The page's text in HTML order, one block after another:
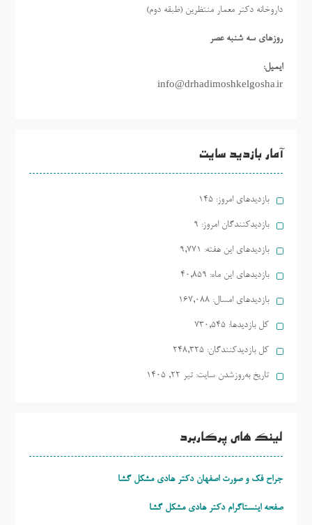
داروخانه دکتر معمار منتظرین (طبقه دوم)
روزهاي سه شنبه عصر
ایمیل:
info@drhadimoshkelgosha.ir
آمار بازدید سایت
بازدیدهای امروز: 145
بازدیدکنندگان امروز: 9
بازدیدهای این هفته: 9,771
بازدیدهای این ماه: 40,859
بازدیدهای امسال: 167,088
کل بازدیدها: 730,545
کل بازدیدکنند‌گان: 248,325
تاریخ به‌روزشدن سایت: تیر ۲۲, ۱۴۰۵
لینک های پرکاربرد
جراح فک و صورت اصفهان دکتر هادی مشکل گشا
صفحه اینستاگرام دکتر هادی مشکل گشا